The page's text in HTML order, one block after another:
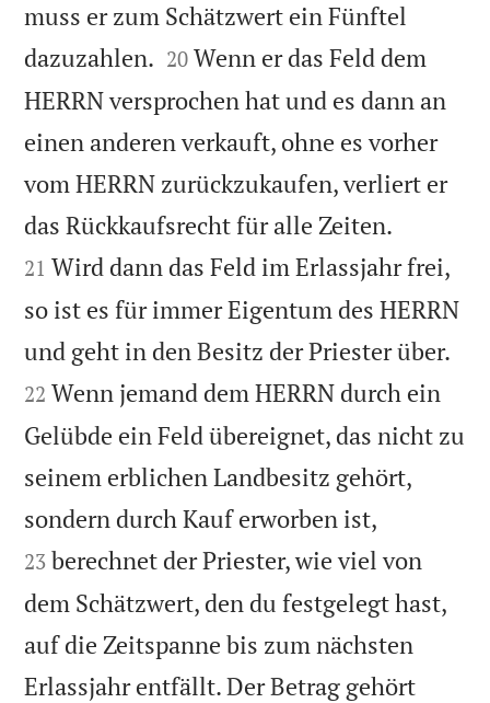
muss er zum Schätzwert ein Fünftel
dazuzahlen. 

20 Wenn er das Feld dem
HERRN versprochen hat und es dann an
einen anderen verkauft, ohne es vorher
vom HERRN zurückzukaufen, verliert er
das Rückkaufsrecht für alle Zeiten.
21 Wird dann das Feld im Erlassjahr frei,
so ist es für immer Eigentum des HERRN
und geht in den Besitz der Priester über.
22 Wenn jemand dem HERRN durch ein
Gelübde ein Feld übereignet, das nicht zu
seinem erblichen Landbesitz gehört,
sondern durch Kauf erworben ist,
23 berechnet der Priester, wie viel von
dem Schätzwert, den du festgelegt hast,
auf die Zeitspanne bis zum nächsten
Erlassjahr entfällt. Der Betrag gehört